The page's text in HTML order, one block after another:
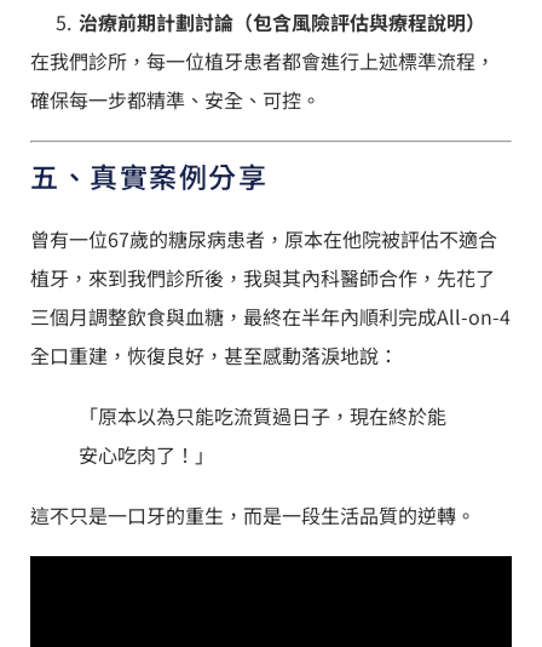
治療前期計劃討論（包含風險評估與療程說明）
在我們診所，每一位植牙患者都會進行上述標準流程，
確保每一步都精準、安全、可控。
五、真實案例分享
曾有一位67歲的糖尿病患者，原本在他院被評估不適合
植牙，來到我們診所後，我與其內科醫師合作，先花了
三個月調整飲食與血糖，最終在半年內順利完成All-on-4
全口重建，恢復良好，甚至感動落淚地說：
「原本以為只能吃流質過日子，現在終於能
安心吃肉了！」
這不只是一口牙的重生，而是一段生活品質的逆轉。